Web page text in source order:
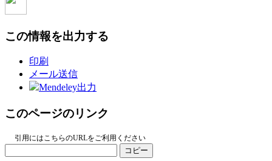
この情報を出力する
印刷
メール送信
Mendeley出力
このページのリンク
引用にはこちらのURLをご利用ください
コピー